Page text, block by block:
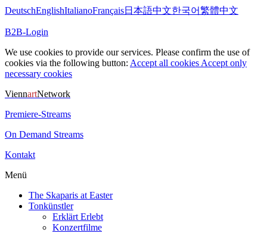
DeutschEnglishItalianoFrançais日本語中文한국어繁體中文
B2B-Login
We use cookies to provide our services. Please confirm the use of
cookies via the following button: Accept all cookies Accept only
necessary cookies
ViennartNetwork
Premiere-Streams
On Demand Streams
Kontakt
Menü
The Skaparis at Easter
Tonkünstler
Erklärt Erlebt
Konzertfilme